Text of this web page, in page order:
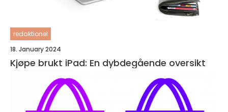
redaktionel
18. January 2024
Kjøpe brukt iPad: En dybdegående oversikt